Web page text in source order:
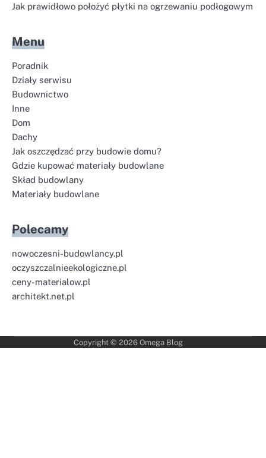
Jak prawidłowo położyć płytki na ogrzewaniu podłogowym
Menu
Poradnik
Działy serwisu
Budownictwo
Inne
Dom
Dachy
Jak oszczędzać przy budowie domu?
Gdzie kupować materiały budowlane
Skład budowlany
Materiały budowlane
Polecamy
nowoczesni-budowlancy.pl
oczyszczalnieekologiczne.pl
ceny-materialow.pl
architekt.net.pl
Copyright © 2026 Omega Blog